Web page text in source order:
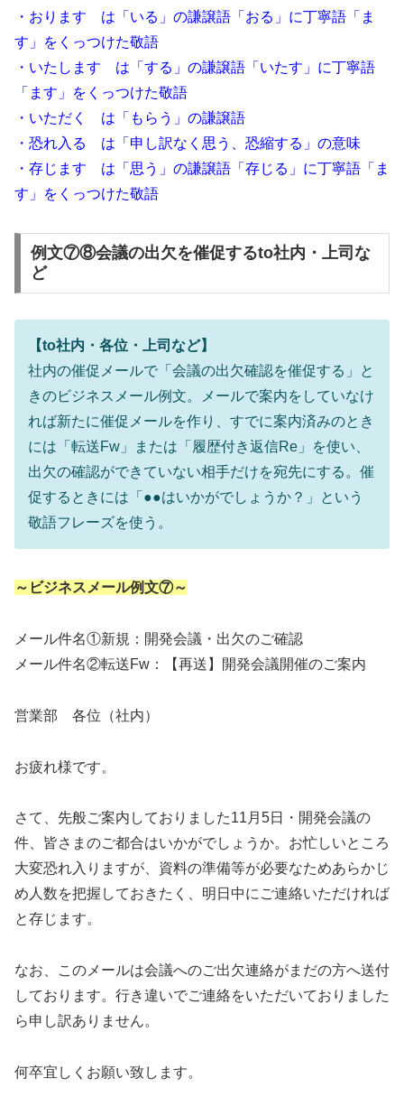
・おります は「いる」の謙譲語「おる」に丁寧語「ま
す」をくっつけた敬語
・いたします は「する」の謙譲語「いたす」に丁寧語
「ます」をくっつけた敬語
・いただく は「もらう」の謙譲語
・恐れ入る は「申し訳なく思う、恐縮する」の意味
・存じます は「思う」の謙譲語「存じる」に丁寧語「ま
す」をくっつけた敬語
例文⑦⑧会議の出欠を催促するto社内・上司な
ど
【to社内・各位・上司など】
社内の催促メールで「会議の出欠確認を催促する」と
きのビジネスメール例文。メールで案内をしていなけ
れば新たに催促メールを作り、すでに案内済みのとき
には「転送Fw」または「履歴付き返信Re」を使い、
出欠の確認ができていない相手だけを宛先にする。催
促するときには「●●はいかがでしょうか？」という
敬語フレーズを使う。
～ビジネスメール例文⑦～
メール件名①新規：開発会議・出欠のご確認
メール件名②転送Fw：【再送】開発会議開催のご案内
営業部 各位（社内）
お疲れ様です。
さて、先般ご案内しておりました11月5日・開発会議の
件、皆さまのご都合はいかがでしょうか。お忙しいところ
大変恐れ入りますが、資料の準備等が必要なためあらかじ
め人数を把握しておきたく、明日中にご連絡いただければ
と存じます。
なお、このメールは会議へのご出欠連絡がまだの方へ送付
しております。行き違いでご連絡をいただいておりました
ら申し訳ありません。
何卒宜しくお願い致します。